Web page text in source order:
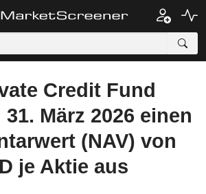
Credit Fund
März 2026 einen
(NAV) von
je Aktie aus